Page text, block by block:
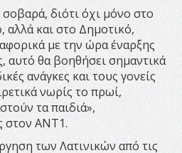
διότι όχι μόνο στο
αλλά και στο Δημοτικό,
με την ώρα έναρξης
αυτό θα βοηθήσει σημαντικά
ανάγκες και τους γονείς
νωρίς το πρωί,
τα παιδιά»,
στον ΑΝΤ1.
των Λατινικών από τις